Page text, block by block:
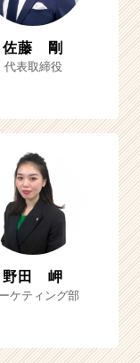
佐藤 剛
代表取締役
野田 岬
ケティング部